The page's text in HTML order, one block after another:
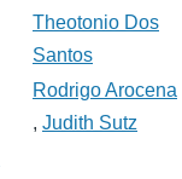
Theotonio Dos
Santos
Rodrigo Arocena
, Judith Sutz